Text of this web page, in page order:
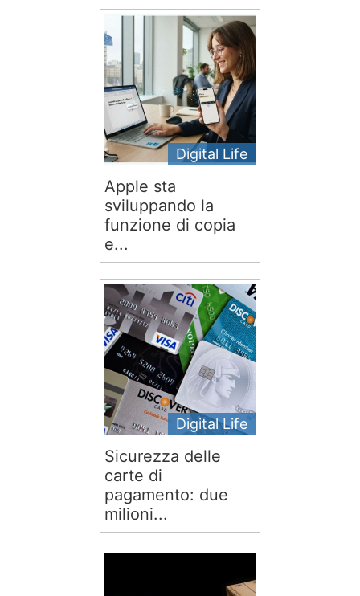
Digital Life
Apple sta
sviluppando la
funzione di copia
e...
Digital Life
Sicurezza delle
carte di
pagamento: due
milioni...